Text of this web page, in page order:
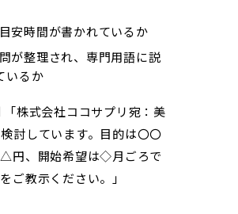
安時間が書かれているか
が整理され、専門用語に説
いるか
株式会社ココサプリ宛：美
討しています。目的は〇〇
円、開始希望は◇月ごろで
ご教示ください。」